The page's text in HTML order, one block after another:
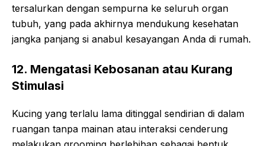
tersalurkan dengan sempurna ke seluruh organ
tubuh, yang pada akhirnya mendukung kesehatan
jangka panjang si anabul kesayangan Anda di rumah.
12. Mengatasi Kebosanan atau Kurang
Stimulasi
Kucing yang terlalu lama ditinggal sendirian di dalam
ruangan tanpa mainan atau interaksi cenderung